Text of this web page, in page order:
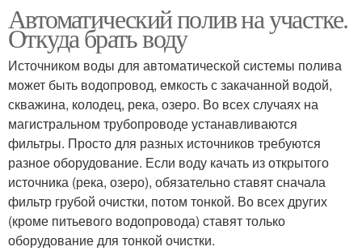
Автоматический полив на участке.
Откуда брать воду
Источником воды для автоматической системы полива
может быть водопровод, емкость с закачанной водой,
скважина, колодец, река, озеро. Во всех случаях на
магистральном трубопроводе устанавливаются
фильтры. Просто для разных источников требуются
разное оборудование. Если воду качать из открытого
источника (река, озеро), обязательно ставят сначала
фильтр грубой очистки, потом тонкой. Во всех других
(кроме питьевого водопровода) ставят только
оборудование для тонкой очистки.